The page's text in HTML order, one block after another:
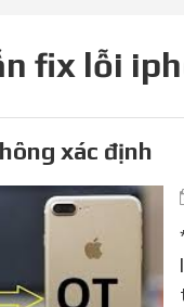
fix lỗi
xác định